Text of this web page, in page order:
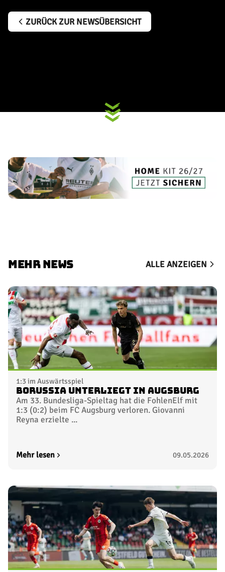
ZURÜCK ZUR NEWSÜBERSICHT
MEHR NEWS ALLE ANZEIGEN
1:3 im Auswärtsspiel
Borussia unterliegt in Augsburg
Am 33. Bundesliga-Spieltag hat die FohlenElf mit
1:3 (0:2) beim FC Augsburg verloren. Giovanni
Reyna erzielte ...
Mehr lesen 09.05.2026